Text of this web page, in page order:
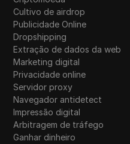
Cultivo de airdrop
Publicidade Online
Dropshipping
Extração de dados da web
Marketing digital
Privacidade online
Servidor proxy
Navegador antidetect
Impressão digital
Arbitragem de tráfego
Ganhar dinheiro